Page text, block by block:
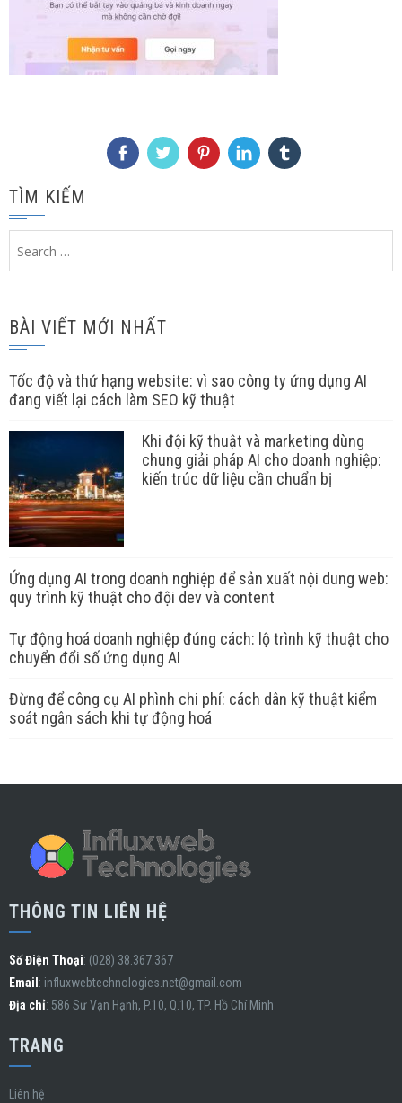
TÌM KIẾM
BÀI VIẾT MỚI NHẤT
Tốc độ và thứ hạng website: vì sao công ty ứng dụng AI
đang viết lại cách làm SEO kỹ thuật
Khi đội kỹ thuật và marketing dùng
chung giải pháp AI cho doanh nghiệp:
kiến trúc dữ liệu cần chuẩn bị
Ứng dụng AI trong doanh nghiệp để sản xuất nội dung web:
quy trình kỹ thuật cho đội dev và content
Tự động hoá doanh nghiệp đúng cách: lộ trình kỹ thuật cho
chuyển đổi số ứng dụng AI
Đừng để công cụ AI phình chi phí: cách dân kỹ thuật kiểm
soát ngân sách khi tự động hoá
THÔNG TIN LIÊN HỆ
Số Điện Thoại: (028) 38.367.367
Email : influxwebtechnologies.net@gmail.com
Địa chỉ: 586 Sư Vạn Hạnh, P.10, Q.10, TP. Hồ Chí Minh
TRANG
Liên hệ